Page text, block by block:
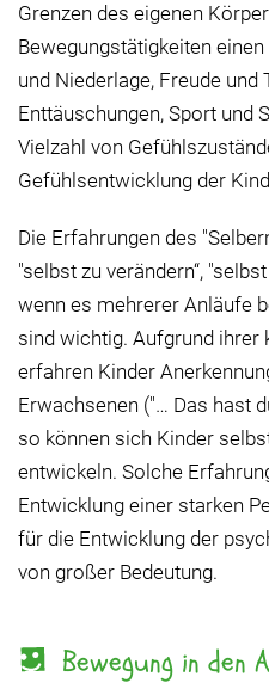
Grenzen des eigenen
Bewegungstätigkeiten
und Niederlage, Freude und
Enttäuschungen, Sport und
Vielzahl von
Gefühlsentwicklung der
Die Erfahrungen des
"selbst zu verändern“,
wenn es mehrerer Anläufe
sind wichtig. Aufgrund ihrer
erfahren Kinder
Erwachsenen ("… Das hast
so können sich Kinder
entwickeln. Solche
Entwicklung einer starken
für die Entwicklung der
von großer Bedeutung.
Bewegung in den